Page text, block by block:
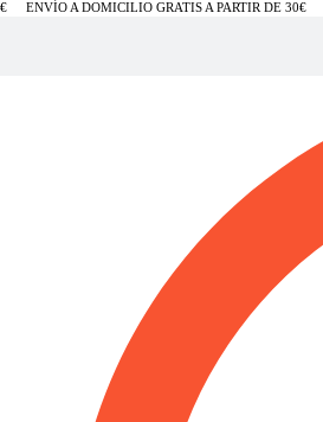
ENVÍO A DOMICILIO GRATIS A PARTIR DE 30€